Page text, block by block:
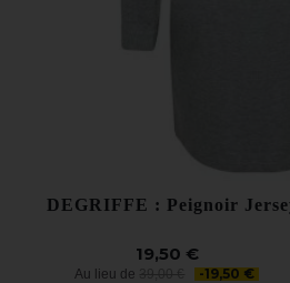
DEGRIFFE : Peignoir
19,50 €
Au lieu de -19,50 €